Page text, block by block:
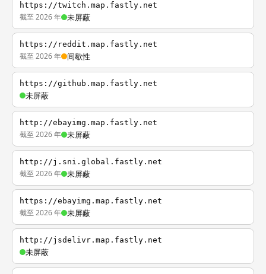
https://twitch.map.fastly.net
截至 2026 年 未屏蔽
https://reddit.map.fastly.net
截至 2026 年 间歇性
https://github.map.fastly.net
未屏蔽
http://ebayimg.map.fastly.net
截至 2026 年 未屏蔽
http://j.sni.global.fastly.net
截至 2026 年 未屏蔽
https://ebayimg.map.fastly.net
截至 2026 年 未屏蔽
http://jsdelivr.map.fastly.net
未屏蔽